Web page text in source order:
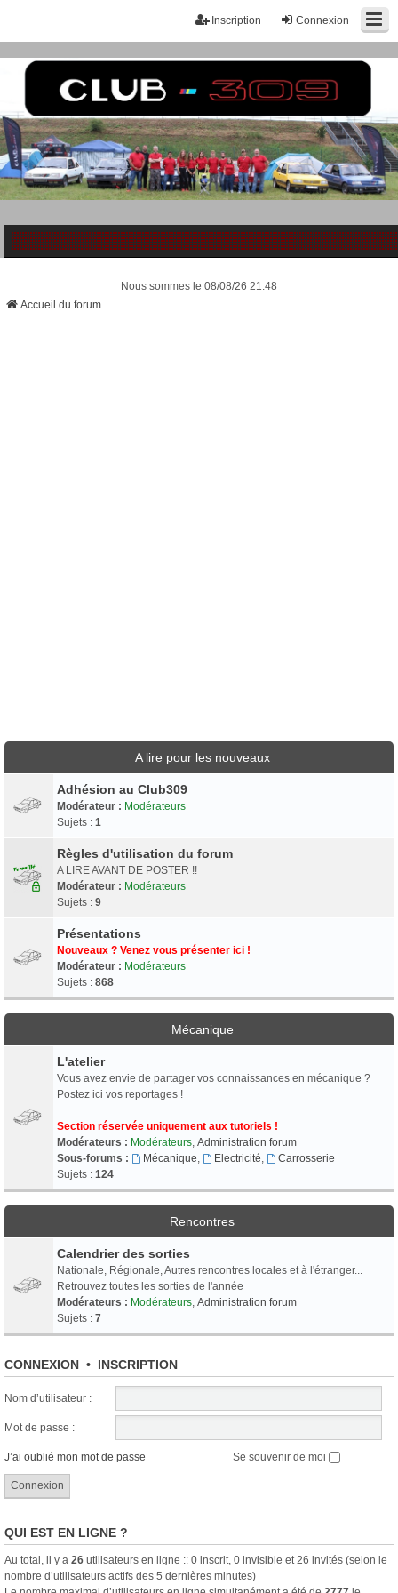
Connexion
Inscription
Nous sommes le 08/08/26 21:48
Accueil du forum
A lire pour les nouveaux
Adhésion au Club309
Modérateur : Modérateurs
Sujets : 1
Règles d'utilisation du forum
A LIRE AVANT DE POSTER !!
Modérateur : Modérateurs
Sujets : 9
Présentations
Nouveaux ? Venez vous présenter ici !
Modérateur : Modérateurs
Sujets : 868
Mécanique
L'atelier
Vous avez envie de partager vos connaissances en mécanique ?
Postez ici vos reportages !
Section réservée uniquement aux tutoriels !
Modérateurs : Modérateurs, Administration forum
Sous-forums :
Mécanique, Electricité,
Carrosserie
Sujets : 124
Rencontres
Calendrier des sorties
Nationale, Régionale, Autres rencontres locales et à l'étranger...
Retrouvez toutes les sorties de l'année
Modérateurs : Modérateurs, Administration forum
Sujets : 7
CONNEXION • INSCRIPTION
Nom d’utilisateur :
Mot de passe :
J’ai oublié mon mot de passe Se souvenir de moi
QUI EST EN LIGNE ?
Au total, il y a 26 utilisateurs en ligne :: 0 inscrit, 0 invisible et 26 invités (selon le
nombre d’utilisateurs actifs des 5 dernières minutes)